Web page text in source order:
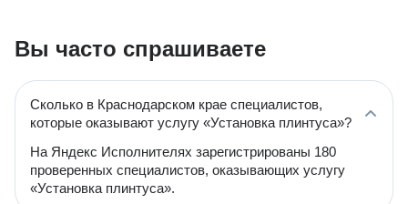
Вы часто спрашиваете
Сколько в Краснодарском крае специалистов,
которые оказывают услугу «Установка плинтуса»?
На Яндекс Исполнителях зарегистрированы 180
проверенных специалистов, оказывающих услугу
«Установка плинтуса».